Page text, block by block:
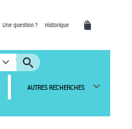
Une question ? Historique
AUTRES RECHERCHES